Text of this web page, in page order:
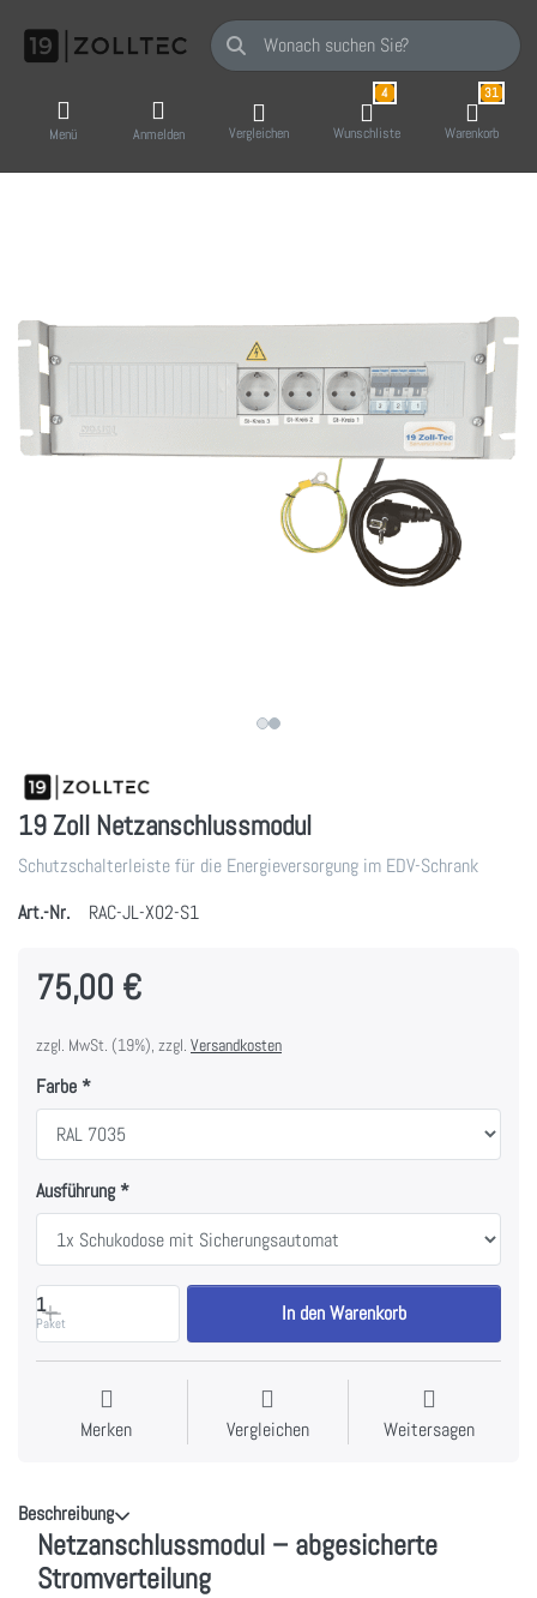
Geben Sie einen Suchbegriff ein. Während
Menü Anmelden Vergleichen
4
Wunschliste
31
Warenkorb
19 Zoll Netzanschlussmodul
Schutzschalterleiste für die Energieversorgung im EDV-Schrank
Art.-Nr.
RAC-JL-X02-S1
75,00 €
zzgl. MwSt. (19%), zzgl. Versandkosten
Farbe
Ausführung
1
Paket In den Warenkorb
Merken Vergleichen Weitersagen
Beschreibung
Netzanschlussmodul – abgesicherte
Stromverteilung